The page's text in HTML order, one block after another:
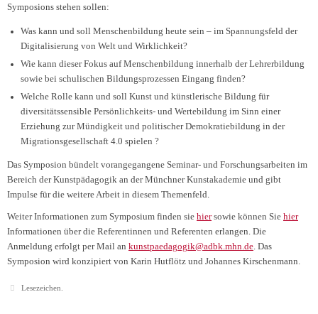
Symposions stehen sollen:
Was kann und soll Menschenbildung heute sein – im Spannungsfeld der
Digitalisierung von Welt und Wirklichkeit?
Wie kann dieser Fokus auf Menschenbildung innerhalb der Lehrerbildung
sowie bei schulischen Bildungsprozessen Eingang finden?
Welche Rolle kann und soll Kunst und künstlerische Bildung für
diversitätssensible Persönlichkeits- und Wertebildung im Sinn einer
Erziehung zur Mündigkeit und politischer Demokratiebildung in der
Migrationsgesellschaft 4.0 spielen ?
Das Symposion bündelt vorangegangene Seminar- und Forschungsarbeiten im
Bereich der Kunstpädagogik an der Münchner Kunstakademie und gibt
Impulse für die weitere Arbeit in diesem Themenfeld.
Weiter Informationen zum Symposium finden sie hiersowie können Sie hier
Informationen über die Referentinnen und Referenten erlangen. Die
Anmeldung erfolgt per Mail an kunstpaedagogik@adbk.mhn.de . Das
Symposion wird konzipiert von Karin Hutflötz und Johannes Kirschenmann.
Lesezeichen.